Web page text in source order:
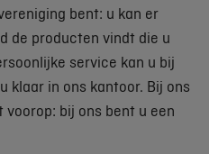
bent: u kan er
de producten vindt die u
service kan u bij
klaar in ons kantoor. Bij ons
bij ons bent u een